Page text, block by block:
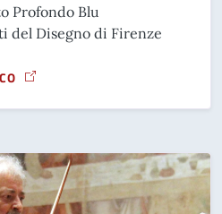
Profondo Blu
del Disegno di Firenze
DI JUAN LIN